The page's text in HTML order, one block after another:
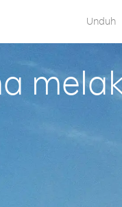
Unduh